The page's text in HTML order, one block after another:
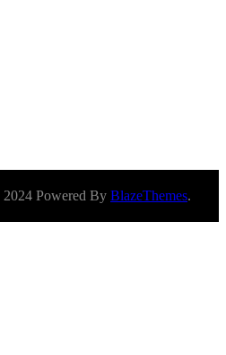
Powered By BlazeThemes.